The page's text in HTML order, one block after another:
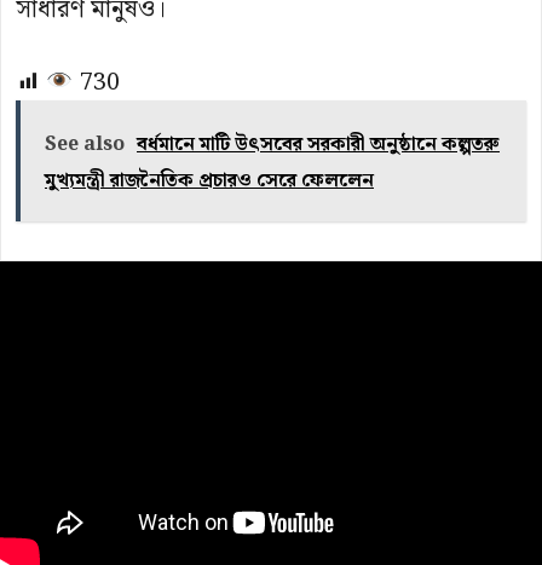
সাধারণ মানুষও।
730
See also বর্ধমানে মাটি উৎসবের সরকারী অনুষ্ঠানে কল্পতরু
মুখ্যমন্ত্রী রাজনৈতিক প্রচারও সেরে ফেললেন